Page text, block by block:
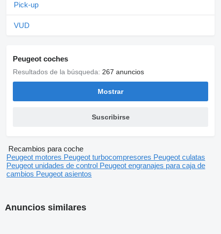
Pick-up
VUD
Peugeot coches
Resultados de la búsqueda: 267 anuncios
Mostrar
Suscribirse
Recambios para coche
Peugeot motores Peugeot turbocompresores Peugeot culatas
Peugeot unidades de control Peugeot engranajes para caja de
cambios Peugeot asientos
Anuncios similares